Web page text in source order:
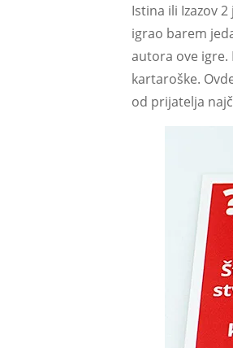
Istina ili Izazov
igrao barem
autora ove
kartaroške.
od prijatelja